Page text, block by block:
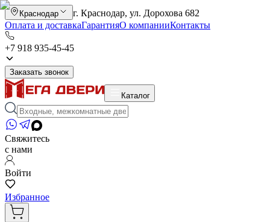
Краснодар
г. Краснодар, ул. Дорохова 682
Оплата и доставкаГарантияО компанииКонтакты
+7 918 935-45-45
Заказать звонок
Каталог
Свяжитесь
с нами
Войти
Избранное